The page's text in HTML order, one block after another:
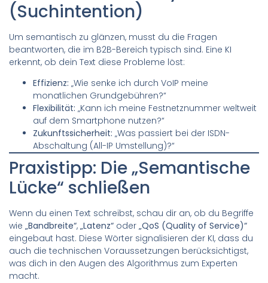
(Suchintention)
Um semantisch zu glänzen, musst du die Fragen
beantworten, die im B2B-Bereich typisch sind. Eine KI
erkennt, ob dein Text diese Probleme löst:
Effizienz: „Wie senke ich durch VoIP meine
monatlichen Grundgebühren?“
Flexibilität: „Kann ich meine Festnetznummer weltweit
auf dem Smartphone nutzen?“
Zukunftssicherheit: „Was passiert bei der ISDN-
Abschaltung (All-IP Umstellung)?“
Praxistipp: Die „Semantische
Lücke“ schließen
Wenn du einen Text schreibst, schau dir an, ob du Begriffe
wie „Bandbreite“, „Latenz“ oder „QoS (Quality of Service)“
eingebaut hast. Diese Wörter signalisieren der KI, dass du
auch die technischen Voraussetzungen berücksichtigst,
was dich in den Augen des Algorithmus zum Experten
macht.